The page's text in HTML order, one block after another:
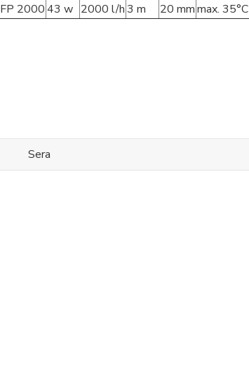
FP 200043 w 2000 l/h3 m 20 mmmax. 35°C
Sera